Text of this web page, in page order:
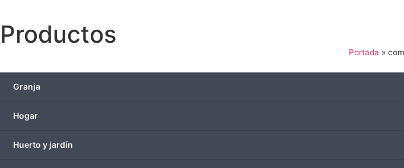
Productos
Portada »
Granja
Hogar
Huerto y jardín